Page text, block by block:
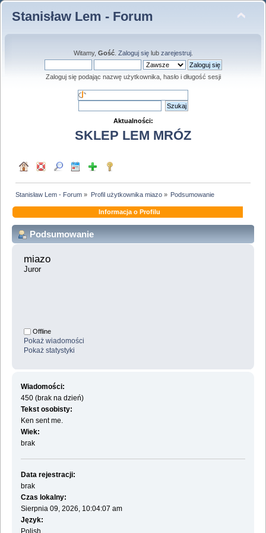
Stanisław Lem - Forum
Witamy, Gość. Zaloguj sięlub zarejestruj.
Zaloguj się podając nazwę użytkownika, hasło i długość sesji
Aktualności:
SKLEP LEM MRÓZ
Stanisław Lem - Forum » Profil użytkownika miazo» Podsumowanie
Informacja o Profilu
Podsumowanie
miazo
Juror
Offline
Pokaż wiadomości
Pokaż statystyki
Wiadomości:
450 (brak na dzień)
Tekst osobisty:
Ken sent me.
Wiek:
brak
Data rejestracji:
brak
Czas lokalny:
Sierpnia 09, 2026, 10:04:07 am
Język:
Polish